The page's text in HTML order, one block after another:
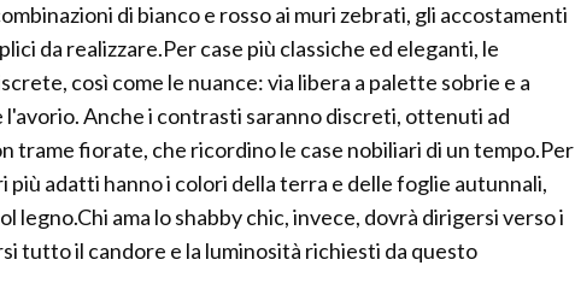
di bianco e rosso ai muri zebrati, gli accostamenti
da realizzare.Per case più classiche ed eleganti, le
così come le nuance: via libera a palette sobrie e a
Anche i contrasti saranno discreti, ottenuti ad
trame fiorate, che ricordino le case nobiliari di un tempo.Per
più adatti hanno i colori della terra e delle foglie autunnali,
legno.Chi ama lo shabby chic, invece, dovrà dirigersi verso i
tutto il candore e la luminosità richiesti da questo